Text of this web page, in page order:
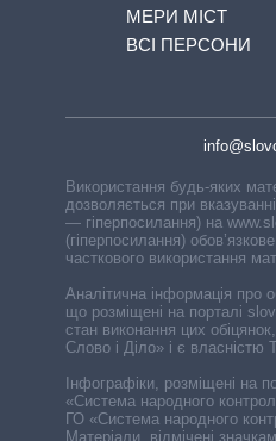
МЕРИ МІСТ
ВСІ ПЕРСОНИ
Використання будь-яких
дозволяється при
— гіперпосилання) на
(гіперпосилання)
часткового використання
Аналітична інформація про
що розміщені на порталі
стан виконання цих
Слово і Діло» і є власністю
Інфографіки, розміщені на
«Система народного
ГО «Система народного
Матеріали, відмічені